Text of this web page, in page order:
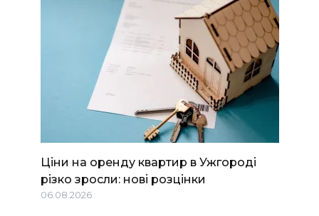
Ціни на оренду квартир в Ужгороді
різко зросли: нові розцінки
06.08.2026